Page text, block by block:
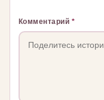
Комментарий *